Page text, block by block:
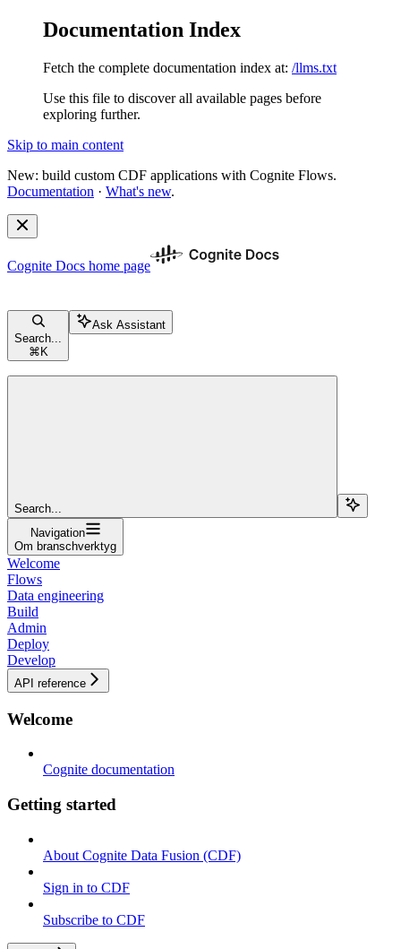
Documentation Index
Fetch the complete documentation index at: /llms.txt
Use this file to discover all available pages before
exploring further.
Skip to main content
New: build custom CDF applications with Cognite Flows.
Documentation · What's new.
Cognite Docs home page
Search...
⌘ K
Ask Assistant
Search...
Navigation
Om branschverktyg
Welcome
Flows
Data engineering
Build
Admin
Deploy
Develop
API reference
Welcome
Cognite documentation
Getting started
About Cognite Data Fusion (CDF)
Sign in to CDF
Subscribe to CDF